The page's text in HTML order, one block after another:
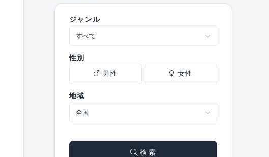
ジャンル
性別
男性 女性
地域
検 索